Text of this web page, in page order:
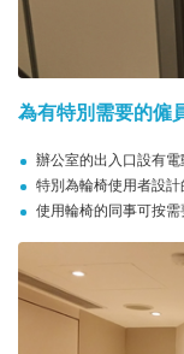
為有特別需要的僱
辦公室的出入口設有
特別為輪椅使用者設計
使用輪椅的同事可按